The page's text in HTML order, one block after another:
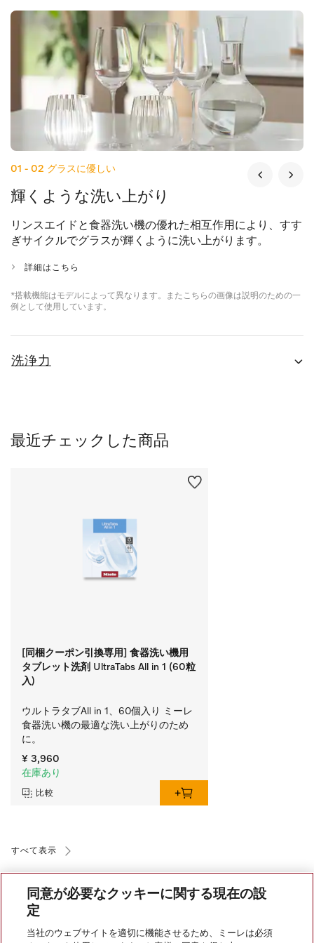
01 - 02 グラスに優しい
輝くような洗い上がり
リンスエイドと食器洗い機の優れた相互作用により、すす
ぎサイクルでグラスが輝くように洗い上がります。
詳細はこちら
*搭載機能はモデルによって異なります。またこちらの画像は説明のための一
例として使用しています。
洗浄力
最近チェックした商品
[同梱クーポン引換専用] 食器洗い機用
タブレット洗剤 UltraTabs All in 1 (60粒
入)
ウルトラタブAll in 1、60個入り ミーレ
食器洗い機の最適な洗い上がりのため
に。
¥ 3,960
在庫あり
比較
すべて表示
同意が必要なクッキーに関する現在の設
定
当社のウェブサイトを適切に機能させるため、ミーレは必須